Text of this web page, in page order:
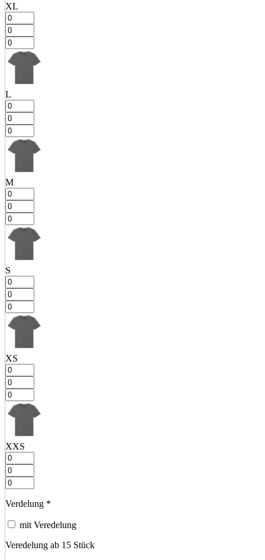
XL
L
M
S
XS
XXS
Verdelung *
mit Veredelung
Veredelung ab 15 Stück